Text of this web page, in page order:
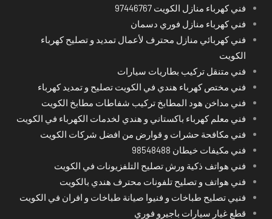
فني كهرباء منازل الكويت 97446767
فني كهرباء منازل فوري دسمان
فني كهربائي منازل محترف لأعمال تمديد و تصليح كهرباء
الكويت
فني متنقل تركيب بطاريات سيارات
فني مختص كهرباء هندي في الكويت تصليح و تمديد كهرباء
فني مداخن هود المطابخ تركيب شفاطات مطابخ الكويت
فني معلم كهرباء باكستاني و هندي لخدمات الكهرباء في الكويت
فني مكافحة حشرات و قوارض من افضل شركات الكويت
فني مكيفات خيطان 98548488
فني هواتف ذكية ورش تصليح التلفزيونات في الكويت
فني هواتف و تصليح تلفونات محترف هندي بالكويت
فنيي تصليح طباخات و فنيوا صيانة طباخات و افران في الكويت
قطع غيار سيارات باجيرو فوري